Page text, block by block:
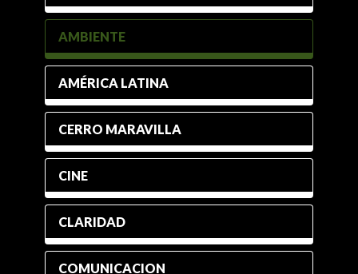
AMBIENTE
AMÉRICA LATINA
CERRO MARAVILLA
CINE
CLARIDAD
COMUNICACION